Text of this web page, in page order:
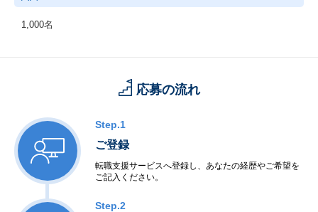
1,000名
応募の流れ
Step.1
ご登録
転職支援サービスへ登録し、あなたの経歴やご希望を
ご記入ください。
Step.2